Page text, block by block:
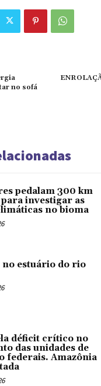
no sofá
pedalam 300 km
investigar as
no bioma
no estuário do rio
déficit crítico no
das unidades de
federais. Amazônia